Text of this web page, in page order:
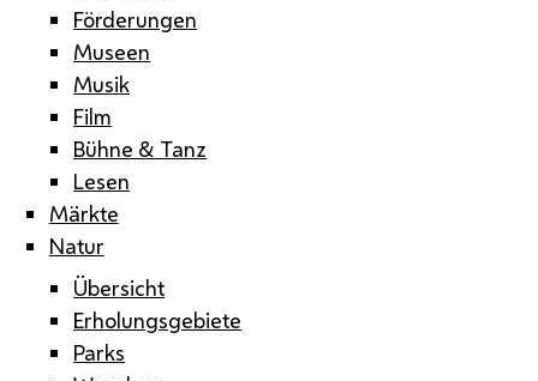
Förderungen
Museen
Musik
Film
Bühne & Tanz
Lesen
Märkte
Natur
Übersicht
Erholungsgebiete
Parks